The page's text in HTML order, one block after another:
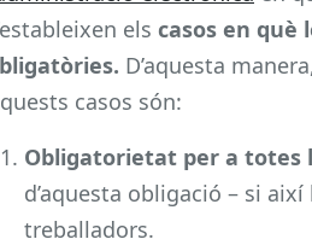
els casos en què
D’aquesta
casos són:
Obligatorietat per a totes
d’aquesta obligació – si
treballadors.